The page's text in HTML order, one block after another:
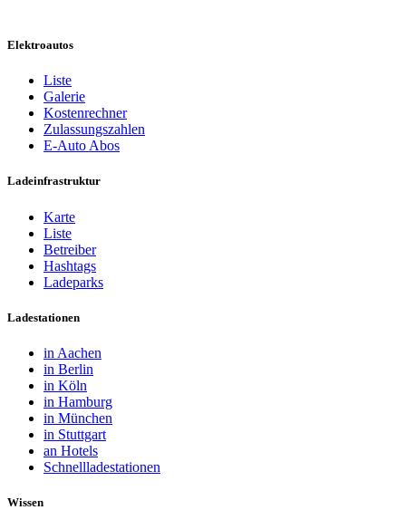
Elektroautos
Liste
Galerie
Kostenrechner
Zulassungszahlen
E-Auto Abos
Ladeinfrastruktur
Karte
Liste
Betreiber
Hashtags
Ladeparks
Ladestationen
in Aachen
in Berlin
in Köln
in Hamburg
in München
in Stuttgart
an Hotels
Schnellladestationen
Wissen